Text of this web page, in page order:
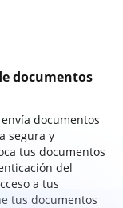
documentos
documentos
segura y
tus documentos
del
a tus
tus documentos